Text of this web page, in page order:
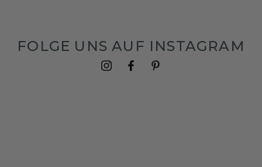
FOLGE UNS AUF INSTAGRAM